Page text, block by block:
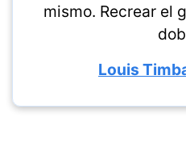
mismo. Recrear el
Louis